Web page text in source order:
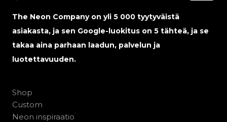
The Neon Company on yli 5 000 tyytyväistä
asiakasta, ja sen Google-luokitus on 5 tähteä, ja se
takaa aina parhaan laadun, palvelun ja
luotettavuuden.
Shop
Custom
Neon inspiraatio